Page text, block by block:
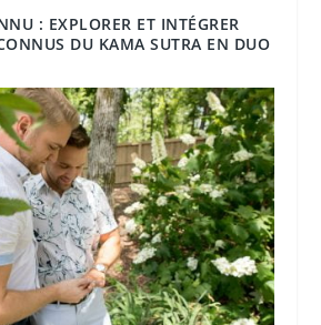
: EXPLORER ET INTÉGRER
DU KAMA SUTRA EN DUO